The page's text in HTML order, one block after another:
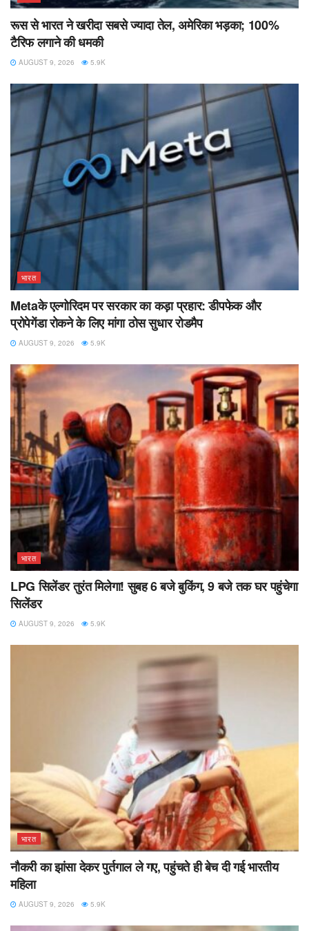
रूस से भारत ने खरीदा सबसे ज्यादा तेल, अमेरिका भड़का; 100%
टैरिफ लगाने की धमकी
AUGUST 9, 2026 5.9K
भारत
Metaके एल्गोरिदम पर सरकार का कड़ा प्रहार: डीपफेक और
प्रोपेगेंडा रोकने के लिए मांगा ठोस सुधार रोडमैप
AUGUST 9, 2026 5.9K
भारत
LPG सिलेंडर तुरंत मिलेगा! सुबह 6 बजे बुकिंग, 9 बजे तक घर पहुंचेगा
सिलेंडर
AUGUST 9, 2026 5.9K
भारत
नौकरी का झांसा देकर पुर्तगाल ले गए, पहुंचते ही बेच दी गई भारतीय
महिला
AUGUST 9, 2026 5.9K